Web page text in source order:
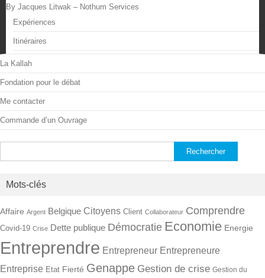
By Jacques Litwak – Nothum Services
Expériences
Itinéraires
La Kallah
Fondation pour le débat
Me contacter
Commande d’un Ouvrage
Mots-clés
Affaire Argent Belgique Citoyens Client Collaborateur Comprendre
Covid-19 Crise Dette publique Démocratie Economie Energie
Entreprendre Entrepreneur Entrepreneure
Entreprise Etat Fierté Genappe Gestion de crise Gestion du